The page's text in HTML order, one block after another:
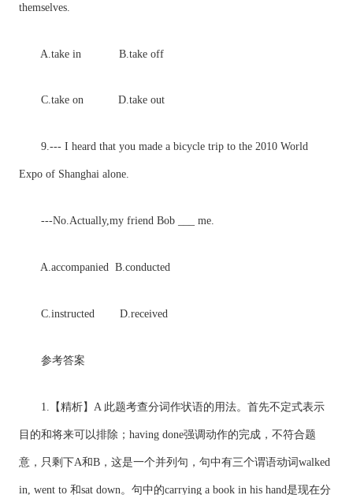
themselves.
A.take in B.take off
C.take on D.take out
9.--- I heard that you made a bicycle trip to the 2010 World
Expo of Shanghai alone.
---No.Actually,my friend Bob ___ me.
A.accompanied B.conducted
C.instructed D.received
参考答案
1.【精析】A 此题考查分词作状语的用法。首先不定式表示
目的和将来可以排除；having done强调动作的完成，不符合题
意，只剩下A和B，这是一个并列句，句中有三个谓语动词walked
in, went to 和sat down。句中的carrying a book in his hand是现在分